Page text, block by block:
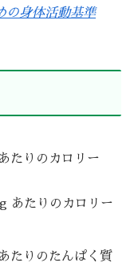
の身体活動基準
たりのカロリー
あたりのカロリー
たりのたんぱく質